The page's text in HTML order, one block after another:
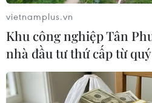
TIN CÙNG CHUYÊN
vietnamplus.vn
Khu công nghiệp Tân
nhà đầu tư thứ cấp từ quý